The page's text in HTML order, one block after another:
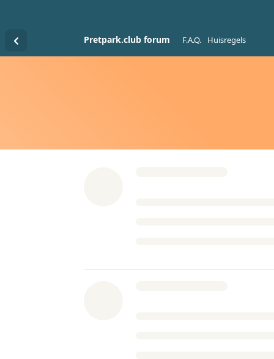
Pretpark.club forum F.A.Q. Huisregels